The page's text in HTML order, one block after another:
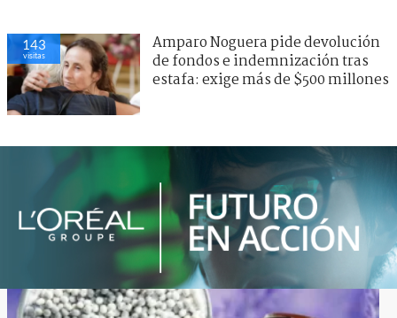
143
visitas
Amparo Noguera pide devolución
de fondos e indemnización tras
estafa: exige más de $500 millones